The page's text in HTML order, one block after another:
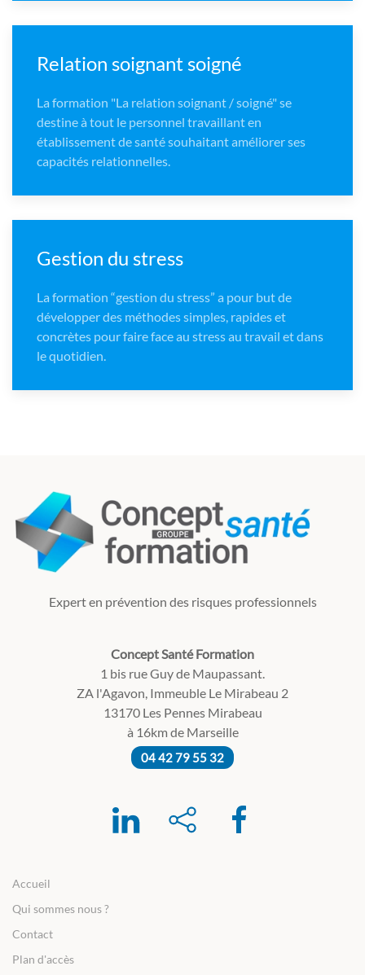
Relation soignant soigné
La formation "La relation soignant / soigné" se
destine à tout le personnel travaillant en
établissement de santé souhaitant améliorer ses
capacités relationnelles.
Gestion du stress
La formation “gestion du stress” a pour but de
développer des méthodes simples, rapides et
concrètes pour faire face au stress au travail et dans
le quotidien.
Expert en prévention des risques professionnels
Concept Santé Formation
1 bis rue Guy de Maupassant.
ZA l'Agavon, Immeuble Le Mirabeau 2
13170 Les Pennes Mirabeau
à 16km de Marseille
04 42 79 55 32
Accueil
Qui sommes nous ?
Contact
Plan d'accès